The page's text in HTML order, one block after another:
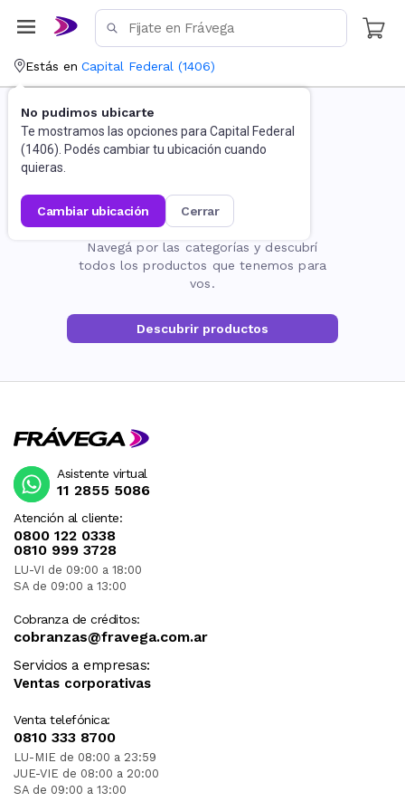
Estás en Capital Federal (1406)
No pudimos ubicarte
Te mostramos las opciones para Capital Federal
(1406). Podés cambiar tu ubicación cuando
quieras.
cambiar ubicación cerrar
La página no existe
Navegá por las categorías y descubrí
todos los productos que tenemos para
vos.
Descubrir productos
Atención al cliente:
0800 122 0338
0810 999 3728
LU-VI de 09:00 a 18:00
SA de 09:00 a 13:00
Cobranza de créditos:
cobranzas@fravega.com.ar
Servicios a empresas:
Ventas corporativas
Venta telefónica:
0810 333 8700
LU-MIE de 08:00 a 23:59
JUE-VIE de 08:00 a 20:00
SA de 09:00 a 13:00
Asistente virtual
11 2855 5086